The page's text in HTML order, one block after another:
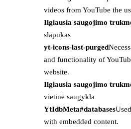
videos from YouTube the
Ilgiausia saugojimo
slapukas
yt-icons-last-purged
and functionality of
website.
Ilgiausia saugojimo
vietinė saugykla
YtIdbMeta#databases
with embedded content.